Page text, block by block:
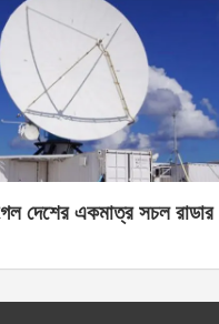
দেশের একমাত্র সচল রাডার